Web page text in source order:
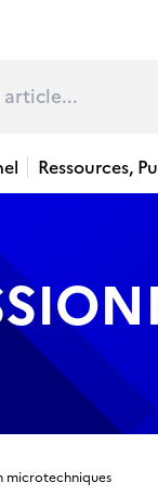
Ressources,
microtechniques